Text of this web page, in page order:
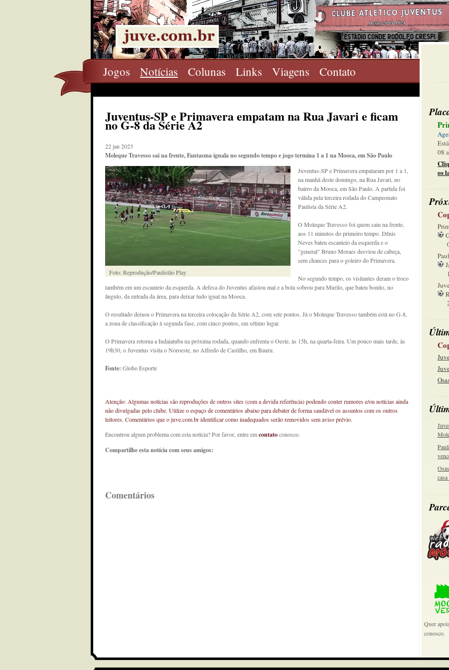
Jogos Notícias Colunas Links Viagens Contato
08
os
Quer
conosco.
Juventus-SP e Primavera empatam na Rua Javari e ficam
no G-8 da Série A2
22 jan 2023
Moleque Travesso sai na frente, Fantasma iguala no segundo tempo e jogo termina 1 a 1 na Mooca, em São Paulo
Foto: Reprodução/Paulistão Play
Juventus-SP e Primavera empataram por 1 a 1,
na manhã deste domingo, na Rua Javari, no
bairro da Mooca, em São Paulo. A partida foi
válida pela terceira rodada do Campeonato
Paulista da Série A2.
O Moleque Travesso foi quem saiu na frente,
aos 11 minutos do primeiro tempo. Dênis
Neves bateu escanteio da esquerda e o
"general" Bruno Moraes desviou de cabeça,
sem chances para o goleiro do Primavera.
No segundo tempo, os visitantes deram o troco
também em um escanteio da esquerda. A defesa do Juventus afastou mal e a bola sobrou para Murilo, que bateu bonito, no
ângulo, da entrada da área, para deixar tudo igual na Mooca.
O resultado deixou o Primavera na terceira colocação da Série A2, com sete pontos. Já o Moleque Travesso também está no G-8,
a zona de classificação à segunda fase, com cinco pontos, em sétimo lugar.
O Primavera retorna a Indaiatuba na próxima rodada, quando enfrenta o Oeste, às 15h, na quarta-feira. Um pouco mais tarde, às
19h30, o Juventus visita o Noroeste, no Alfredo de Castilho, em Bauru.
Fonte: Globo Esporte
Atenção: Algumas notícias são reproduções de outros sites (com a devida referência) podendo conter rumores e/ou notícias ainda
não divulgadas pelo clube. Utilize o espaço de comentários abaixo para debater de forma saudável os assuntos com os outros
leitores. Comentários que o juve.com.br identificar como inadequados serão removidos sem aviso prévio.
Encontrou algum problema com esta notícia? Por favor, entre emcontatoconosco.
Compartilhe esta notícia com seus amigos:
Comentários